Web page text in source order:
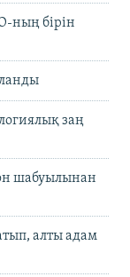
ның бірін
заң
шабуылынан
алты адам